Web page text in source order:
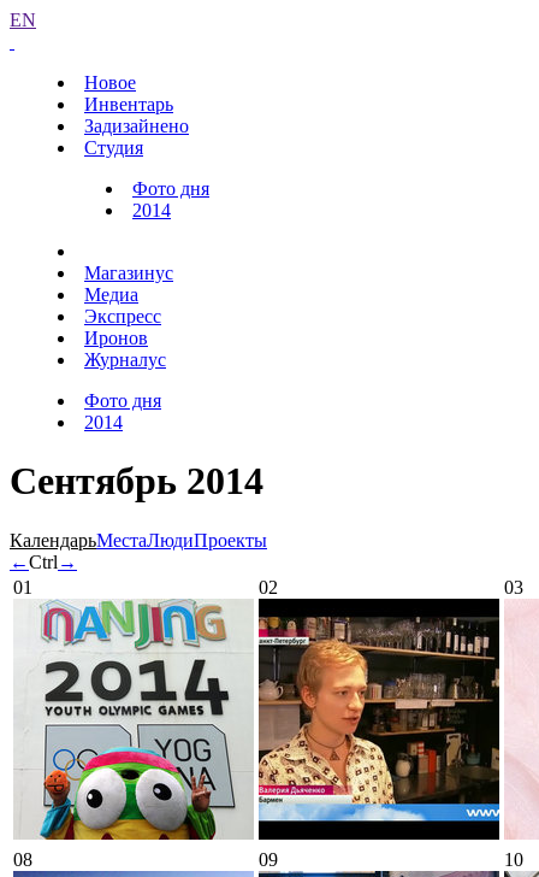
EN
Новое
Инвентарь
Задизайнено
Студия
Фото дня
2014
Магазинус
Медиа
Экспресс
Иронов
Журналус
Фото дня
2014
Сентябрь 2014
КалендарьМестаЛюдиПроекты
←Ctrl →
01
02 03
08 09 10